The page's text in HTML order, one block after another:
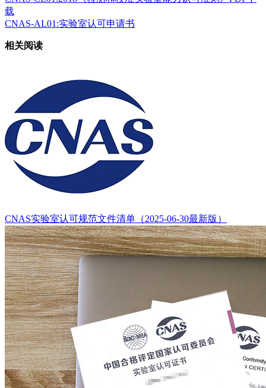
载
CNAS-AL01:实验室认可申请书
相关阅读
CNAS实验室认可规范文件清单（2025-06-30最新版）